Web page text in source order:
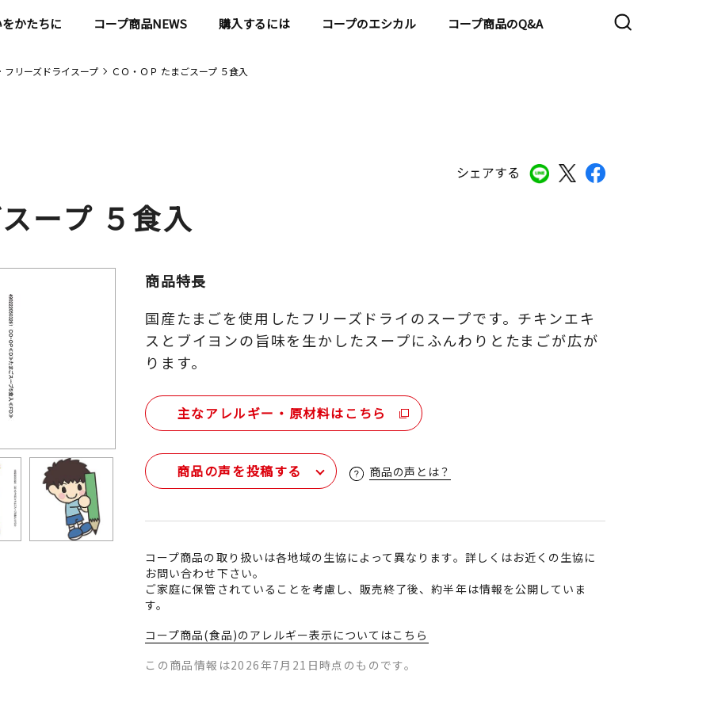
かたちに コープ商品NEWS 購入するには コープのエシカル コープ商品のQ&A
フリーズドライスープ ＣＯ・ＯＰ たまごスープ ５食入
シェアする
ープ ５食入
商品特長
国産たまごを使用したフリーズドライのスープです。チキンエキ
スとブイヨンの旨味を生かしたスープにふんわりとたまごが広が
ります。
主なアレルギー・原材料はこちら
商品の声を投稿する 商品の声とは？
コープ商品の取り扱いは各地域の生協によって異なります。詳しくはお近くの生協に
お問い合わせ下さい。
ご家庭に保管されていることを考慮し、販売終了後、約半年は情報を公開していま
す。
コープ商品(食品)のアレルギー表示についてはこちら
この商品情報は2026年7月21日時点のものです。